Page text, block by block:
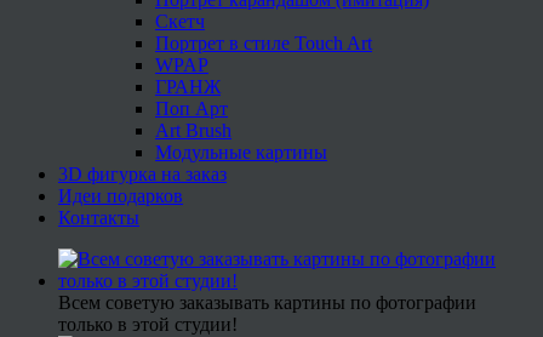
Скетч
Портрет в стиле Touch Art
WPAP
ГРАНЖ
Поп Арт
Art Brush
Модульные картины
3D фигурка на заказ
Идеи подарков
Контакты
Всем советую заказывать картины по фотографии
только в этой студии!